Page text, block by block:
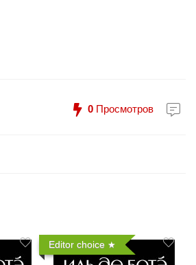
0 Просмотров
Editor choice